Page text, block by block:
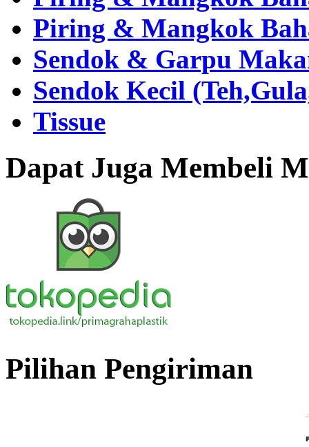
Piring & Mangkok
Sendok & Garpu
Sendok Kecil
Tissue
Dapat Juga Membeli
Pilihan Pengiriman